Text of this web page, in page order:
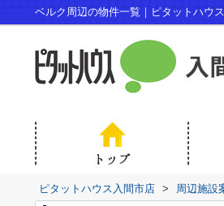
ベルク周辺の物件一覧｜ピタットハウ
ピタットハウス入間市店 > 周辺施設